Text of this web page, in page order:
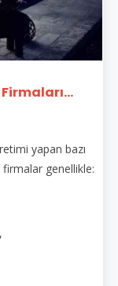
yapan bazı
genellikle: